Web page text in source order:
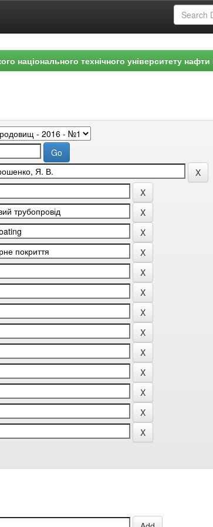
національного технічного університету нафти